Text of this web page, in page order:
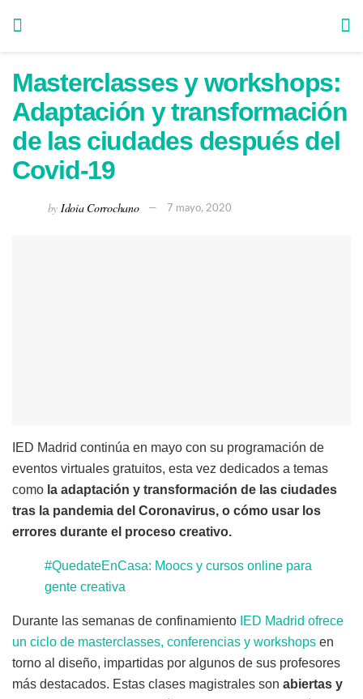
Masterclasses y workshops:
Adaptación y transformación
de las ciudades después del
Covid-19
by Idoia Corrochano 7 mayo, 2020
IED Madrid continúa en mayo con su programación de
eventos virtuales gratuitos, esta vez dedicados a temas
como la adaptación y transformación de las ciudades
tras la pandemia del Coronavirus, o cómo usar los
errores durante el proceso creativo.
#QuedateEnCasa: Moocs y cursos online para
gente creativa
Durante las semanas de confinamiento IED Madrid ofrece
un ciclo de masterclasses, conferencias y workshops en
torno al diseño, impartidas por algunos de sus profesores
más destacados. Estas clases magistrales son abiertas y